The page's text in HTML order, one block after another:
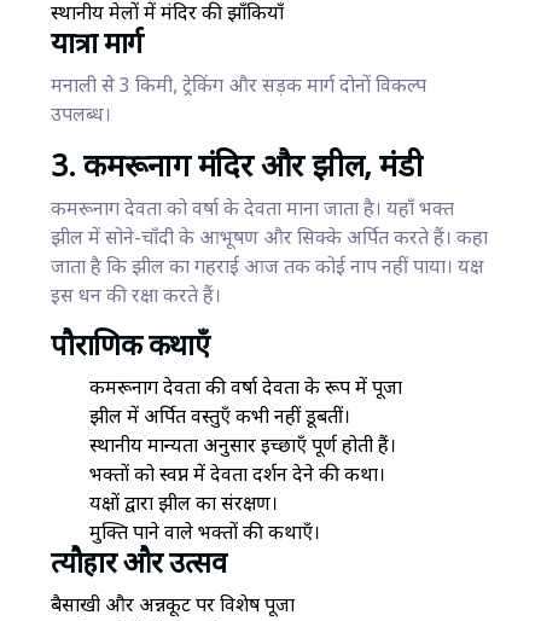
स्थानीय मेलों में मंदिर की झाँकियाँ
यात्रा मार्ग
मनाली से 3 किमी, ट्रेकिंग और सड़क मार्ग दोनों विकल्प
उपलब्ध।
3. कमरूनाग मंदिर और झील, मंडी
कमरूनाग देवता को वर्षा के देवता माना जाता है। यहाँ भक्त
झील में सोने-चाँदी के आभूषण और सिक्के अर्पित करते हैं। कहा
जाता है कि झील का गहराई आज तक कोई नाप नहीं पाया। यक्ष
इस धन की रक्षा करते हैं।
पौराणिक कथाएँ
कमरूनाग देवता की वर्षा देवता के रूप में पूजा
झील में अर्पित वस्तुएँ कभी नहीं डूबतीं।
स्थानीय मान्यता अनुसार इच्छाएँ पूर्ण होती हैं।
भक्तों को स्वप्न में देवता दर्शन देने की कथा।
यक्षों द्वारा झील का संरक्षण।
मुक्ति पाने वाले भक्तों की कथाएँ।
त्यौहार और उत्सव
बैसाखी और अन्नकूट पर विशेष पूजा